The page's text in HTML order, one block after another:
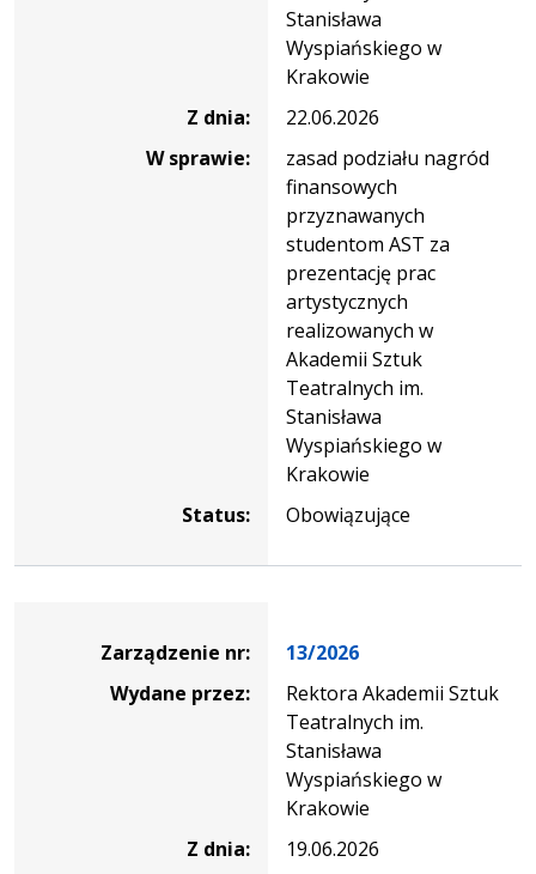
Stanisława
Wyspiańskiego w
Krakowie
Z dnia:
22.06.2026
W sprawie:
zasad podziału nagród
finansowych
przyznawanych
studentom AST za
prezentację prac
artystycznych
realizowanych w
Akademii Sztuk
Teatralnych im.
Stanisława
Wyspiańskiego w
Krakowie
Status:
Obowiązujące
Zarządzenie nr:
13/2026
Wydane przez:
Rektora Akademii Sztuk
Teatralnych im.
Stanisława
Wyspiańskiego w
Krakowie
Z dnia:
19.06.2026